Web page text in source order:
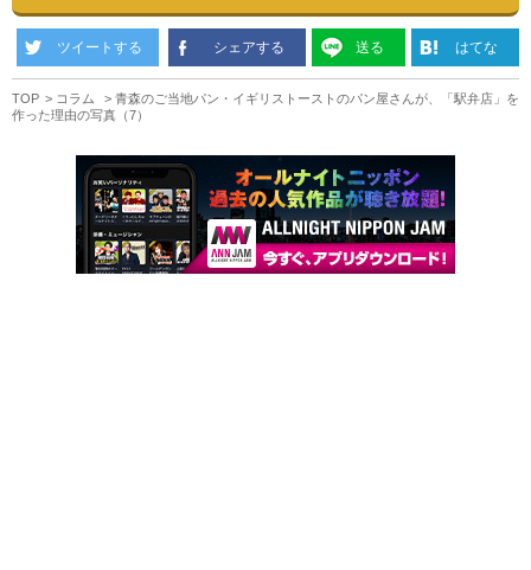
ツイートする シェアする 送る はてな
TOP コラム
青森のご当地パン・イギリストーストのパン屋さんが、「駅弁店」を
作った理由の写真（7）